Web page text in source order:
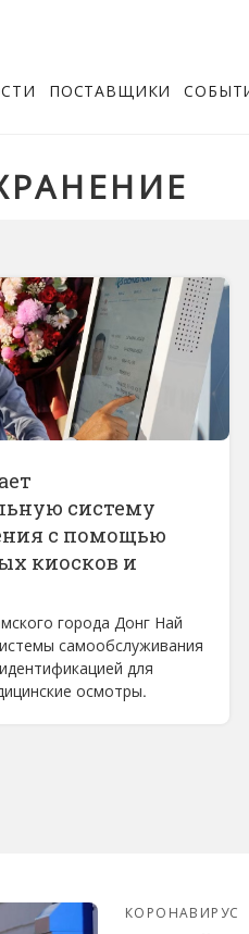
ПОСТАВЩИКИ
систему
с помощью
киосков и
города Донг Най
самообслуживания
для
осмотры.
КОРОНАВИРУС